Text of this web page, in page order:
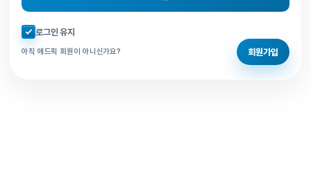
자동로그인 체크
로그인 유지
아직 애드픽 회원이 아니신가요? 회원가입